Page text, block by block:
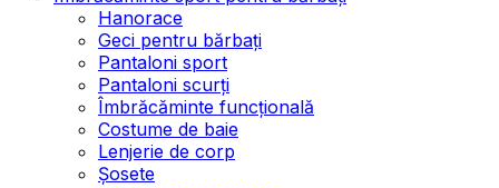
Hanorace
Geci pentru bărbați
Pantaloni sport
Pantaloni scurți
Îmbrăcăminte funcțională
Costume de baie
Lenjerie de corp
Șosete